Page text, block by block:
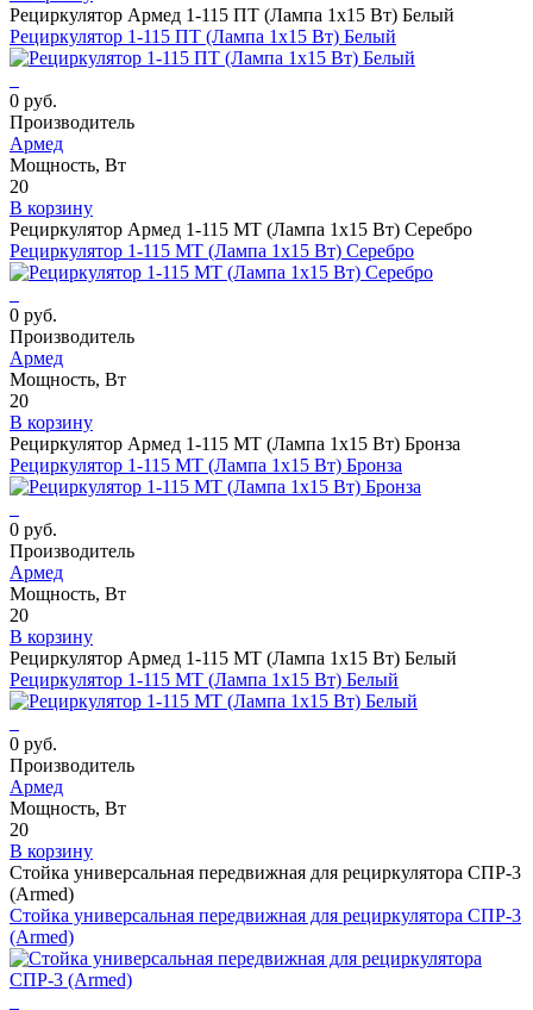
Рециркулятор Армед 1-115 ПТ (Лампа 1х15 Вт) Белый
Рециркулятор 1-115 ПТ (Лампа 1х15 Вт) Белый
0 руб.
Производитель
Армед
Мощность, Вт
20
В корзину
Рециркулятор Армед 1-115 МТ (Лампа 1х15 Вт) Серебро
Рециркулятор 1-115 МТ (Лампа 1х15 Вт) Серебро
0 руб.
Производитель
Армед
Мощность, Вт
20
В корзину
Рециркулятор Армед 1-115 МТ (Лампа 1х15 Вт) Бронза
Рециркулятор 1-115 МТ (Лампа 1х15 Вт) Бронза
0 руб.
Производитель
Армед
Мощность, Вт
20
В корзину
Рециркулятор Армед 1-115 МТ (Лампа 1х15 Вт) Белый
Рециркулятор 1-115 МТ (Лампа 1х15 Вт) Белый
0 руб.
Производитель
Армед
Мощность, Вт
20
В корзину
Стойка универсальная передвижная для рециркулятора СПР-3
(Armed)
Стойка универсальная передвижная для рециркулятора СПР-3
(Armed)